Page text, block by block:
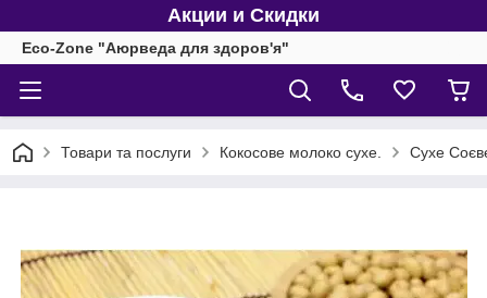
Акции и Скидки
Eco-Zone "Аюрведа для здоров'я"
Товари та послуги Кокосове молоко сухе. Сухе